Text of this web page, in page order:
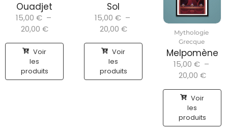
Ouadjet
15,00 € –
20,00 €
Voir
les
produits
Sol
15,00 € –
20,00 €
Voir
les
produits
Mythologie
Grecque
Melpomène
15,00 € –
20,00 €
Voir
les
produits